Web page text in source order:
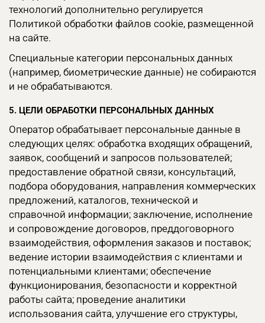
технологий дополнительно регулируется
Политикой обработки файлов cookie, размещенной
на сайте.
Специальные категории персональных данных
(например, биометрические данные) не собираются
и не обрабатываются.
5. ЦЕЛИ ОБРАБОТКИ ПЕРСОНАЛЬНЫХ ДАННЫХ
Оператор обрабатывает персональные данные в
следующих целях: обработка входящих обращений,
заявок, сообщений и запросов пользователей;
предоставление обратной связи, консультаций,
подбора оборудования, направления коммерческих
предложений, каталогов, технической и
справочной информации; заключение, исполнение
и сопровождение договоров, преддоговорного
взаимодействия, оформления заказов и поставок;
ведение истории взаимодействия с клиентами и
потенциальными клиентами; обеспечение
функционирования, безопасности и корректной
работы сайта; проведение аналитики
использования сайта, улучшение его структуры,